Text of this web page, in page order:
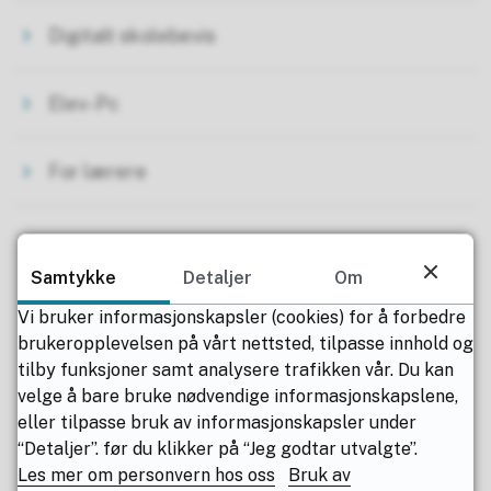
Digitalt skolebevis
Elev-Pc
For lærere
Problemer med PC?
Hvis du trenger hjelp til å løse problemer
med IT-relaterte ting, finner du hjelp på
portalen for brukerstøtte.
Brukerstøtteportalen
Samtykke Detaljer
Om
Vi bruker informasjonskapsler (cookies) for å forbedre
brukeropplevelsen på vårt nettsted, tilpasse innhold og
tilby funksjoner samt analysere trafikken vår. Du kan
velge å bare bruke nødvendige informasjonskapslene,
eller tilpasse bruk av informasjonskapsler under
“Detaljer”. før du klikker på “Jeg godtar utvalgte”.
Les mer om personvern hos oss
Bruk av